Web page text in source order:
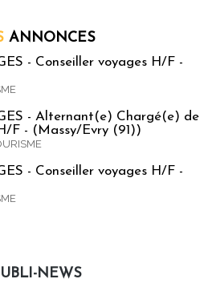
ANNONCES
- Conseiller voyages H/F -
- Alternant(e) Chargé(e) de
F - (Massy/Evry (91))
- Conseiller voyages H/F -
NEWS